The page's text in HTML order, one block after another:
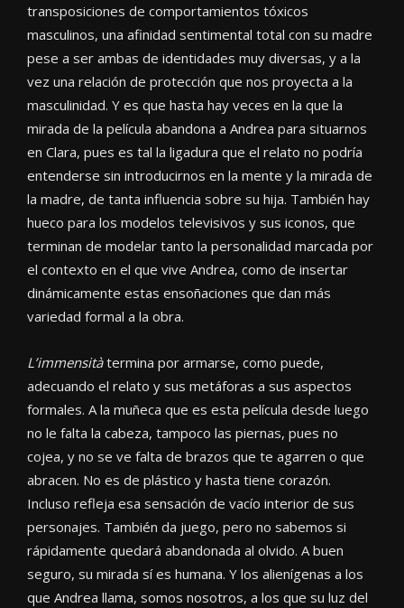
transposiciones de comportamientos tóxicos
masculinos, una afinidad sentimental total con su madre
pese a ser ambas de identidades muy diversas, y a la
vez una relación de protección que nos proyecta a la
masculinidad. Y es que hasta hay veces en la que la
mirada de la película abandona a Andrea para situarnos
en Clara, pues es tal la ligadura que el relato no podría
entenderse sin introducirnos en la mente y la mirada de
la madre, de tanta influencia sobre su hija. También hay
hueco para los modelos televisivos y sus iconos, que
terminan de modelar tanto la personalidad marcada por
el contexto en el que vive Andrea, como de insertar
dinámicamente estas ensoñaciones que dan más
variedad formal a la obra.
L’immensitàtermina por armarse, como puede,
adecuando el relato y sus metáforas a sus aspectos
formales. A la muñeca que es esta película desde luego
no le falta la cabeza, tampoco las piernas, pues no
cojea, y no se ve falta de brazos que te agarren o que
abracen. No es de plástico y hasta tiene corazón.
Incluso refleja esa sensación de vacío interior de sus
personajes. También da juego, pero no sabemos si
rápidamente quedará abandonada al olvido. A buen
seguro, su mirada sí es humana. Y los alienígenas a los
que Andrea llama, somos nosotros, a los que su luz del